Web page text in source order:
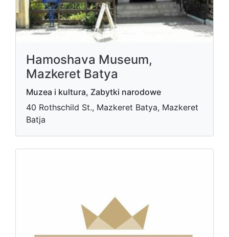
Hamoshava Museum,
Mazkeret Batya
Muzea i kultura, Zabytki narodowe
40 Rothschild St., Mazkeret Batya, Mazkeret
Batja